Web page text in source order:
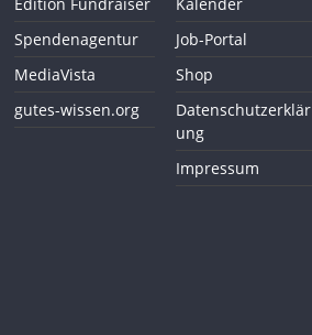
Spendenagentur
MediaVista
gutes-wissen.org
Job-Portal
Shop
Datenschutzerklär
ung
Impressum